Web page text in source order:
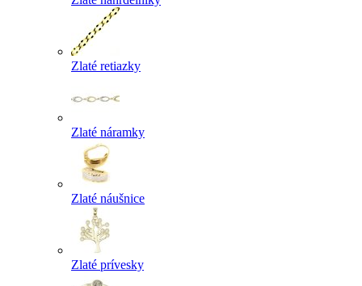
Zlaté retiazky
Zlaté náramky
Zlaté náušnice
Zlaté prívesky